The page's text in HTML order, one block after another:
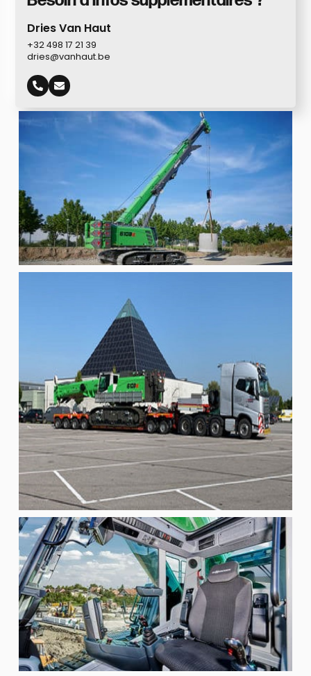
Dries Van Haut
+32 498 17 21 39
dries@vanhaut.be